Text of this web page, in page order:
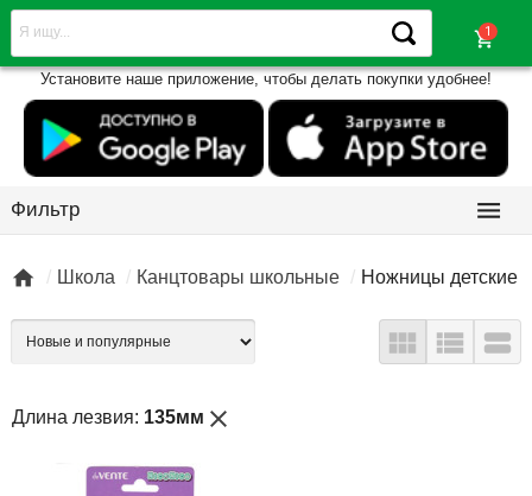
shopping_cart
Установите наше приложение, чтобы делать покупки удобнее!
Фильтр 
 Школа Канцтовары школьные Ножницы детские
  
Длина лезвия: 135мм close